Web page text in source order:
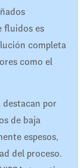
fluidos es
completa
como el
por
de baja
espesos,
del proceso.